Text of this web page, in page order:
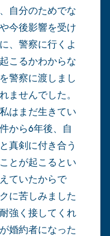
自分のためでな
今後影響を受け
、警察に行くよ
こるかわからな
警察に渡しまし
ませんでした。
はまだ生きてい
から6年後、自
真剣に付き合う
とが起こるとい
ていたからで
に苦しみました
強く接してくれ
婚約者になった